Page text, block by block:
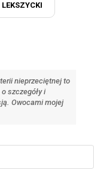
nieprzeciętnej to
szczegóły i
Owocami mojej